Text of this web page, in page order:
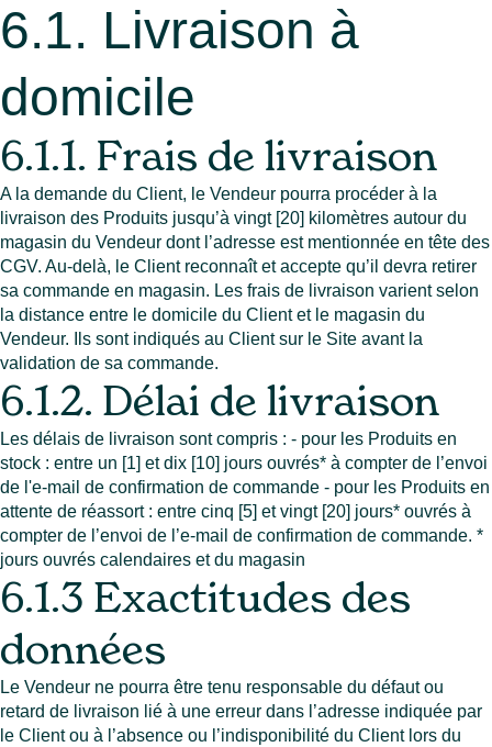
6.1. Livraison à
domicile
6.1.1. Frais de livraison
A la demande du Client, le Vendeur pourra procéder à la
livraison des Produits jusqu’à vingt [20] kilomètres autour du
magasin du Vendeur dont l’adresse est mentionnée en tête des
CGV. Au-delà, le Client reconnaît et accepte qu’il devra retirer
sa commande en magasin. Les frais de livraison varient selon
la distance entre le domicile du Client et le magasin du
Vendeur. Ils sont indiqués au Client sur le Site avant la
validation de sa commande.
6.1.2. Délai de livraison
Les délais de livraison sont compris : - pour les Produits en
stock : entre un [1] et dix [10] jours ouvrés* à compter de l’envoi
de l'e-mail de confirmation de commande - pour les Produits en
attente de réassort : entre cinq [5] et vingt [20] jours* ouvrés à
compter de l’envoi de l’e-mail de confirmation de commande. *
jours ouvrés calendaires et du magasin
6.1.3 Exactitudes des
données
Le Vendeur ne pourra être tenu responsable du défaut ou
retard de livraison lié à une erreur dans l’adresse indiquée par
le Client ou à l’absence ou l’indisponibilité du Client lors du